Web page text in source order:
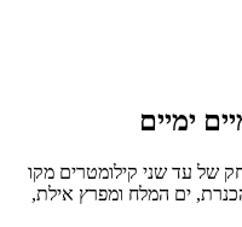
ימיים
של עד שני קילומטרים מקו
ים המלח ומפרץ אילת,